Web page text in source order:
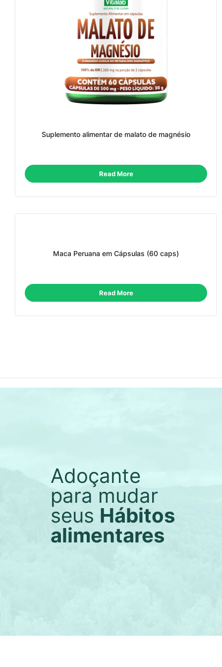
Suplemento alimentar de malato de magnésio
Read More
Maca Peruana em Cápsulas (60 caps)
Read More
Adoçante
para mudar
seus Hábitos
alimentares